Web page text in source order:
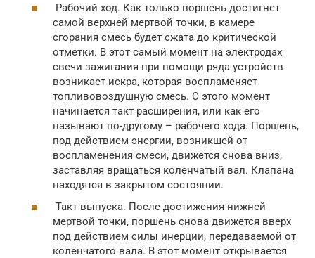
Рабочий ход. Как только поршень достигнет
самой верхней мертвой точки, в камере
сгорания смесь будет сжата до критической
отметки. В этот самый момент на электродах
свечи зажигания при помощи ряда устройств
возникает искра, которая воспламеняет
топливовоздушную смесь. С этого момент
начинается такт расширения, или как его
называют по-другому – рабочего хода. Поршень,
под действием энергии, возникшей от
воспламенения смеси, движется снова вниз,
заставляя вращаться коленчатый вал. Клапана
находятся в закрытом состоянии.
Такт выпуска. После достижения нижней
мертвой точки, поршень снова движется вверх
под действием силы инерции, передаваемой от
коленчатого вала. В этот момент открывается